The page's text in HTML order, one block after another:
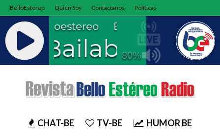
BelloEstereo Quien Soy Contactanos Políticas
CHAT-BE TV-BE HUMOR BE